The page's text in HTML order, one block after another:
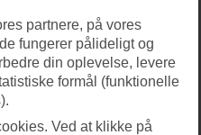
partnere, på vores
fungerer pålideligt og
din oplevelse, levere
formål (funktionelle
Ved at klikke på